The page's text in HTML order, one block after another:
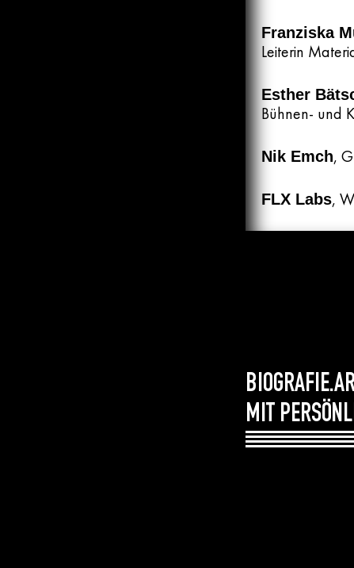
Franziska
Leiterin
Esther
Bühnen- und
Nik Emch,
FLX Labs,
MIT